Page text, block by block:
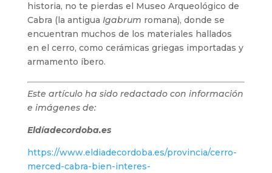
historia, no te pierdas el Museo Arqueológico de
Cabra (la antigua Igabrum romana), donde se
encuentran muchos de los materiales hallados
en el cerro, como cerámicas griegas importadas y
armamento íbero.
Este artículo ha sido redactado con información
e imágenes de:
Eldíadecordoba.es
https://www.eldiadecordoba.es/provincia/cerro-
merced-cabra-bien-interes-